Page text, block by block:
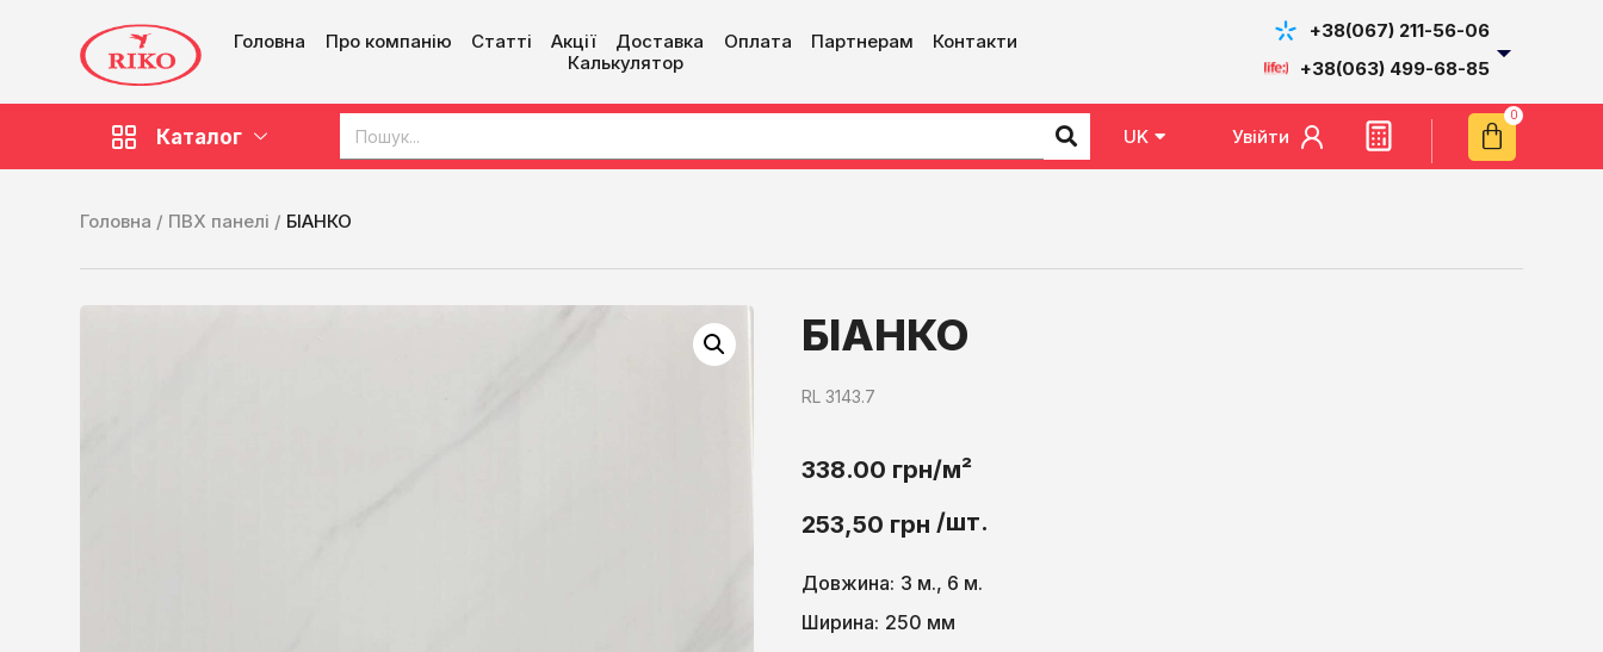
Головна Про компанію Статті Акції Доставка Оплата Партнерам
Контакти
Калькулятор
+38(067) 211-56-06
+38(063) 499-68-85
Каталог UK
EN Увійти
Головна / ПВХ панелі / БІАНКО
БІАНКО
RL 3143.7
338.00 грн/м²
253,50 грн /шт.
Довжина: 3 м., 6 м.
Ширина: 250 мм